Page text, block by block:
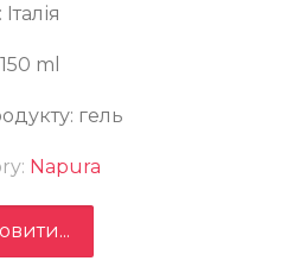
ml
гель
Napura